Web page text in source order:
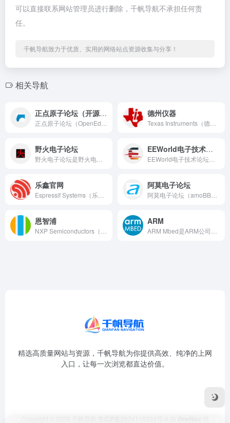
可以直接联系网站管理员进行删除，千帆导航不承担任何责
任。
千帆导航致力于优质、实用的网络站点资源收集与分享！
相关导航
正点原子论坛（开源电子网） 德州仪器
野火电子论坛 EEWorld电子技术论坛
乐鑫官网 阿莫电子论坛
恩智浦 ARM
精选高质量网站与资源，千帆导航为你提供高效、纯净的上网
入口，让每一次浏览都直达价值。